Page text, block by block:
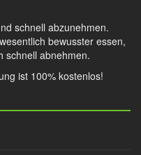
schnell abzunehmen.
bewusster essen,
schnell abnehmen.
ist 100% kostenlos!